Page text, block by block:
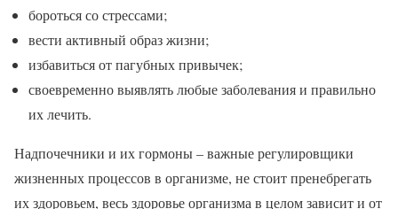
бороться со стрессами;
вести активный образ жизни;
избавиться от пагубных привычек;
своевременно выявлять любые заболевания и правильно
их лечить.
Надпочечники и их гормоны – важные регулировщики
жизненных процессов в организме, не стоит пренебрегать
их здоровьем, весь здоровье организма в целом зависит и от